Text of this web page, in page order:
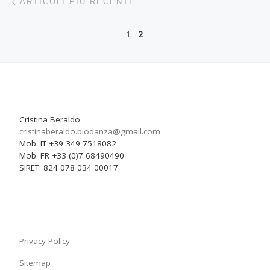
1 2
Cristina Beraldo
cristinaberaldo.biodanza@gmail.com
Mob: IT +39 349 7518082
Mob: FR +33 (0)7 68490490
SIRET: 824 078 034 00017
Privacy Policy
Sitemap